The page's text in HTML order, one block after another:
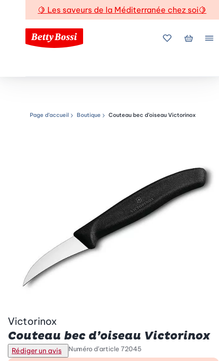
🍋 Les saveurs de la Méditerranée chez soi🍋
Mes favoris
Mon
Chemin de navigation
Page d’accueil Boutique Couteau bec d’oiseau Victorinox
Victorinox
Couteau bec d’oiseau Victorinox
Rédiger un avis Numéro d’article 72045